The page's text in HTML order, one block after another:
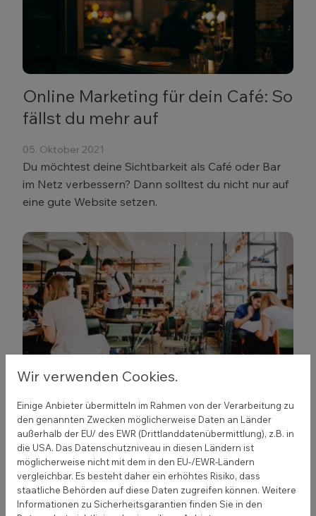
Online Marketing für dein Café: So
fällst du mehr auf
05. Oktober 2021
Du möchtest deine Sichtbarkeit als Café oder Bar
im Netz verbessern? Dann solltest du nicht nur auf
eine gute Website setzen.
Marketing
29. Oktober 2020
Tolle Speisekarte, schöne Location und guter
Service – trotzdem könnten es mehr Gäste sein?
Die Lösung: kreatives Restaurant Marketing.
Wir verwenden Cookies.
Einige Anbieter übermitteln im Rahmen von der Verarbeitung zu
den genannten Zwecken möglicherweise Daten an Länder
außerhalb der EU/ des EWR (Drittlanddatenübermittlung), z.B. in
die USA. Das Datenschutzniveau in diesen Ländern ist
möglicherweise nicht mit dem in den EU-/EWR-Ländern
vergleichbar. Es besteht daher ein erhöhtes Risiko, dass
staatliche Behörden auf diese Daten zugreifen können. Weitere
Informationen zu Sicherheitsgarantien finden Sie in den